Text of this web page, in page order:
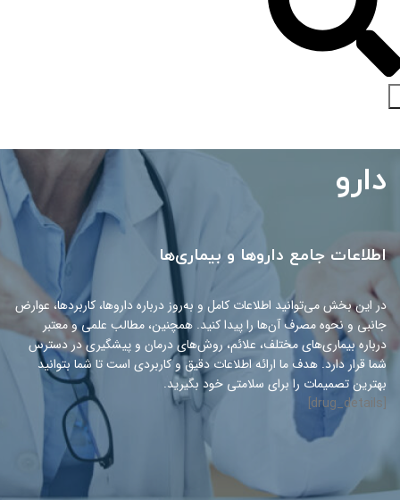
دارو
اطلاعات جامع داروها و بیماری‌ها
در این بخش می‌توانید اطلاعات کامل و به‌روز درباره داروها، کاربردها، عوارض
جانبی و نحوه مصرف آن‌ها را پیدا کنید. همچنین، مطالب علمی و معتبر
درباره بیماری‌های مختلف، علائم، روش‌های درمان و پیشگیری در دسترس
شما قرار دارد. هدف ما ارائه اطلاعات دقیق و کاربردی است تا شما بتوانید
بهترین تصمیمات را برای سلامتی خود بگیرید.